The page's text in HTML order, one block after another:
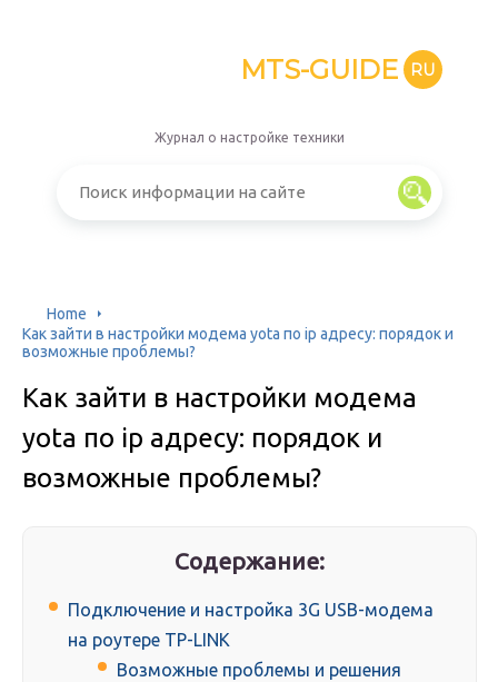
MTS-GUIDE RU
Журнал о настройке техники
Home
Как зайти в настройки модема yota по ip адресу: порядок и
возможные проблемы?
Как зайти в настройки модема
yota по ip адресу: порядок и
возможные проблемы?
Содержание:
Подключение и настройка 3G USB-модема
на роутере TP-LINK
Возможные проблемы и решения